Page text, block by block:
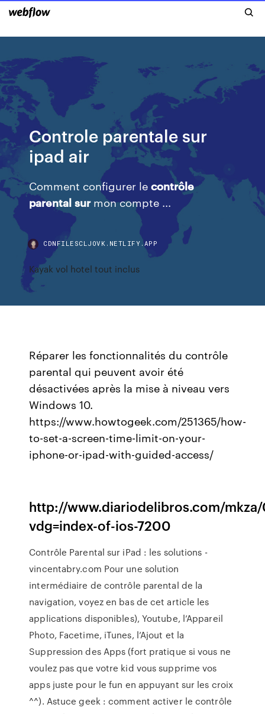
Controle parentale sur
ipad air
Comment configurer lecontrôle
parental surmon compte ...
CDNFILESCLJOVK.NETLIFY.APP
Kayak vol hotel tout inclus
Réparer les fonctionnalités du contrôle
parental qui peuvent avoir été
désactivées après la mise à niveau vers
Windows 10.
https://www.howtogeek.com/251365/how-
to-set-a-screen-time-limit-on-your-
iphone-or-ipad-with-guided-access/
http://www.diariodelibros.com/
vdg=index-of-ios-7200
Contrôle Parental sur iPad : les solutions -
vincentabry.com Pour une solution
intermédiaire de contrôle parental de la
navigation, voyez en bas de cet article les
applications disponibles), Youtube, l’Appareil
Photo, Facetime, iTunes, l’Ajout et la
Suppression des Apps (fort pratique si vous ne
voulez pas que votre kid vous supprime vos
apps juste pour le fun en appuyant sur les croix
^^). Astuce geek : comment activer le contrôle